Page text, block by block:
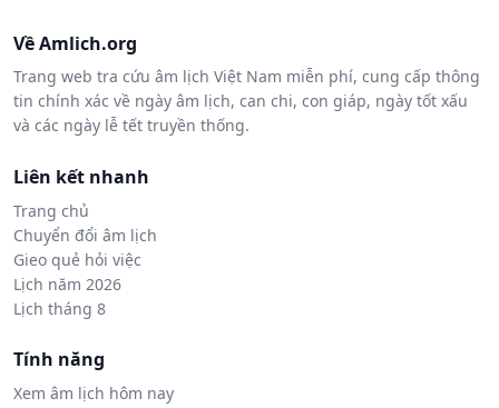
Về Amlich.org
Trang web tra cứu âm lịch Việt Nam miễn phí, cung cấp thông
tin chính xác về ngày âm lịch, can chi, con giáp, ngày tốt xấu
và các ngày lễ tết truyền thống.
Liên kết nhanh
Trang chủ
Chuyển đổi âm lịch
Gieo quẻ hỏi việc
Lịch năm 2026
Lịch tháng 8
Tính năng
Xem âm lịch hôm nay